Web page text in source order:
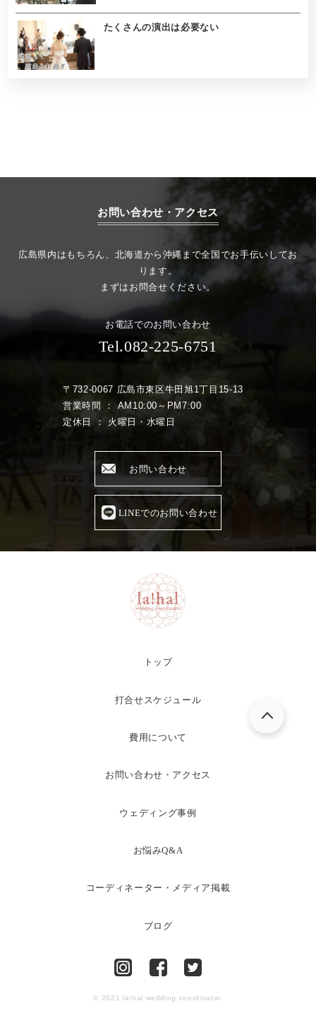
たくさんの演出は必要ない
お問い合わせ・アクセス
広島県内はもちろん、北海道から沖縄まで全国でお手伝いしてお
ります。
まずはお問合せください。
お電話でのお問い合わせ
Tel.082-225-6751
〒732-0067 広島市東区牛田旭1丁目15-13
営業時間 ： AM10:00～PM7:00
定休日 ： 火曜日・水曜日
お問い合わせ
LINEでのお問い合わせ
トップ
打合せスケジュール
費用について
お問い合わせ・アクセス
ウェディング事例
お悩みQ&A
コーディネーター・メディア掲載
ブログ
© 2021 la!hal wedding coordinator.